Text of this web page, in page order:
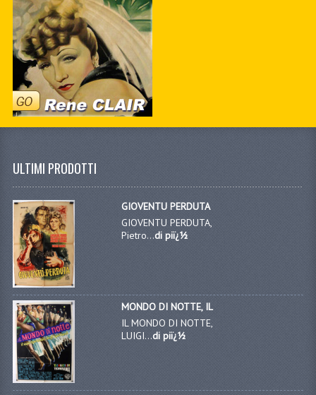
ULTIMI PRODOTTI
GIOVENTU PERDUTA
GIOVENTU PERDUTA,
Pietro...di piï¿½
MONDO DI NOTTE, IL
IL MONDO DI NOTTE,
LUIGI...di piï¿½